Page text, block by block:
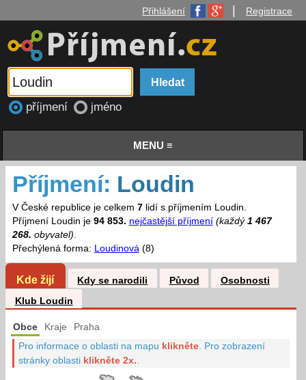
Přihlášení Registrace
příjmení jméno
MENU ≡
Příjmení: Loudin
V České republice je celkem 7lidí s příjmením Loudin.
Příjmení Loudin je 94 853. nejčastější příjmení (každý 1 467
268. obyvatel).
Přechýlená forma: Loudinová(8)
Kde žijí Kdy se narodili Původ
Osobnosti
Klub Loudin
Obce Kraje Praha
Pro informace o oblasti na mapu klikněte Pro zobrazení
stránky oblasti klikněte 2x.